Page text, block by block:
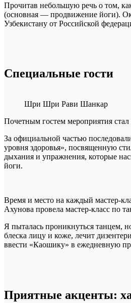
Прочитав небольшую речь о том,
(основная — продвижение йоги).
Узбекистану от Российской
Специальные гости
Шри Шри Рави Шанкар
Почетным гостем мероприятия
За официальной частью
уровня здоровья», посвященную
дыхания и упражнения, которые
йоги.
Время и место на каждый мастер-
Ахунова провела мастер-класс по
Я пыталась проникнуться танцем,
блеска лицу и коже, лечит
ввести «Каошику» в ежедневную
Приятные акценты: